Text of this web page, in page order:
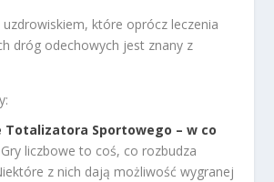
uzdrowiskiem, które oprócz leczenia
dróg odechowych jest znany z
Totalizatora Sportowego – w co
Gry liczbowe to coś, co rozbudza
z nich dają możliwość wygranej